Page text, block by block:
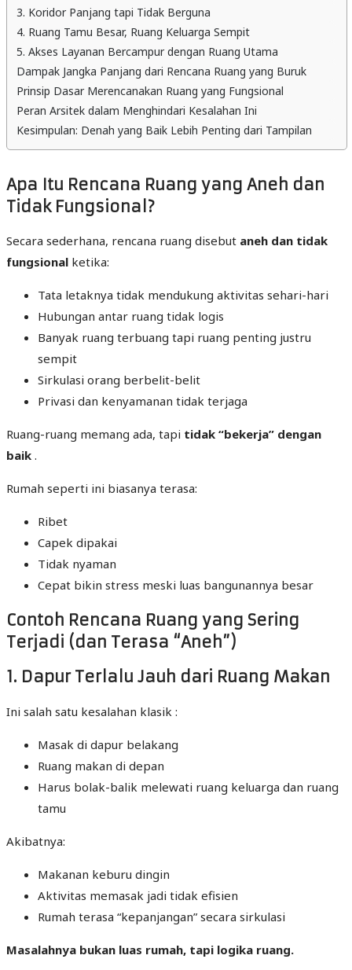
3. Koridor Panjang tapi Tidak Berguna
4. Ruang Tamu Besar, Ruang Keluarga Sempit
5. Akses Layanan Bercampur dengan Ruang Utama
Dampak Jangka Panjang dari Rencana Ruang yang Buruk
Prinsip Dasar Merencanakan Ruang yang Fungsional
Peran Arsitek dalam Menghindari Kesalahan Ini
Kesimpulan: Denah yang Baik Lebih Penting dari Tampilan
Apa Itu Rencana Ruang yang Aneh dan
Tidak Fungsional?
Secara sederhana, rencana ruang disebut aneh dan tidak
fungsional ketika:
Tata letaknya tidak mendukung aktivitas sehari-hari
Hubungan antar ruang tidak logis
Banyak ruang terbuang tapi ruang penting justru
sempit
Sirkulasi orang berbelit-belit
Privasi dan kenyamanan tidak terjaga
Ruang-ruang memang ada, tapi tidak “bekerja” dengan
baik .
Rumah seperti ini biasanya terasa:
Ribet
Capek dipakai
Tidak nyaman
Cepat bikin stress meski luas bangunannya besar
Contoh Rencana Ruang yang Sering
Terjadi (dan Terasa “Aneh”)
1. Dapur Terlalu Jauh dari Ruang Makan
Ini salah satu kesalahan klasik :
Masak di dapur belakang
Ruang makan di depan
Harus bolak-balik melewati ruang keluarga dan ruang
tamu
Akibatnya:
Makanan keburu dingin
Aktivitas memasak jadi tidak efisien
Rumah terasa “kepanjangan” secara sirkulasi
Masalahnya bukan luas rumah, tapi logika ruang.